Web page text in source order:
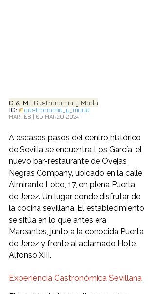
G & M | Gastronomía y Moda
IG: @gastronomia_y_moda
MARTES | 05 MARZO 2024
A escasos pasos del centro histórico
de Sevilla se encuentra Los García, el
nuevo bar-restaurante de Ovejas
Negras Company, ubicado en la calle
Almirante Lobo, 17, en plena Puerta
de Jerez. Un lugar donde disfrutar de
la cocina sevillana. El establecimiento
se sitúa en lo que antes era
Mareantes, junto a la conocida Puerta
de Jerez y frente al aclamado Hotel
Alfonso XIII.
Experiencia Gastronómica Sevillana